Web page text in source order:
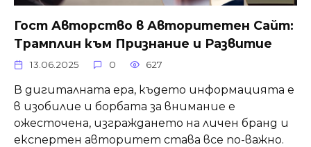
Гост Авторство в Авторитетен Сайт:
Трамплин към Признание и Развитие
13.06.2025 0 627
В дигиталната ера, където информацията е
в изобилие и борбата за внимание е
ожесточена, изграждането на личен бранд и
експертен авторитет става все по-важно.